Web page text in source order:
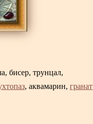
бисер, трунцал,
, аквамарин, гранат